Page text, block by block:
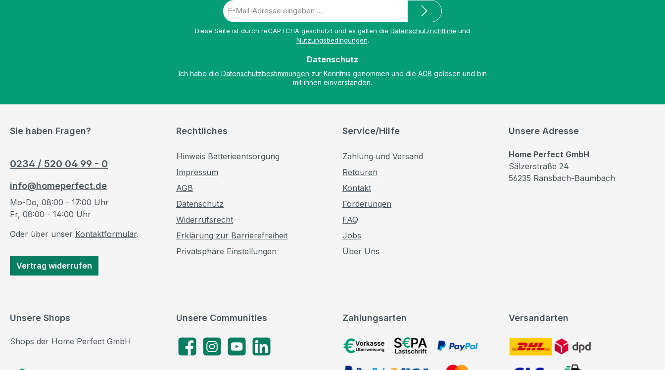
E-
Mail-
Diese Seite ist durch reCAPTCHA geschützt und es gelten die Datenschutzrichtlinie und
Nutzungsbedingungen.
Datenschutz
Ich habe die Datenschutzbestimmungen zur Kenntnis genommen und die AGB gelesen und bin
mit ihnen einverstanden.
Sie haben Fragen?
0234 / 520 04 99 - 0
info@homeperfect.de
Mo-Do, 08:00 - 17:00 Uhr
Fr, 08:00 - 14:00 Uhr
Oder über unser Kontaktformular.
Vertrag widerrufen
Rechtliches
Hinweis Batterieentsorgung
Impressum
AGB
Datenschutz
Widerrufsrecht
Erklärung zur Barrierefreiheit
Privatsphäre Einstellungen
Service/Hilfe
Zahlung und Versand
Retouren
Kontakt
Förderungen
FAQ
Jobs
Über Uns
Zahlungsarten
Vorkasse, SEPA-Lastschrift, PayPal
Versandarten
Unsere Adresse
Home Perfect GmbH
Sälzerstraße 24
56235 Ransbach-Baumbach
Unsere Communities
FacebookInstagramYouTubeLinkedIn
Unsere Shops
Shops der Home Perfect GmbH